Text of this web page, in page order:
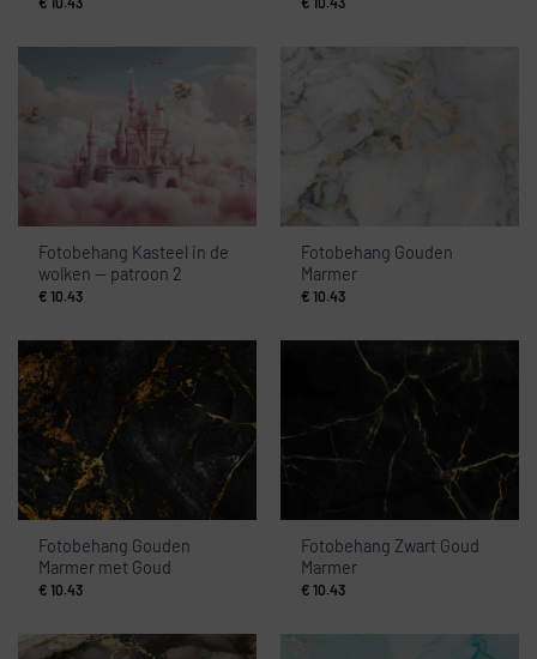
Fotobehang Kasteel in de
wolken — patroon 2
€ 10.43
Fotobehang Gouden
Marmer
€ 10.43
Fotobehang Gouden
Marmer met Goud
€ 10.43
Fotobehang Zwart Goud
Marmer
€ 10.43